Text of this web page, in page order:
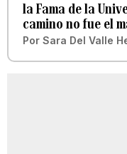
la Fama de la
camino no fue el
Por Sara Del Valle